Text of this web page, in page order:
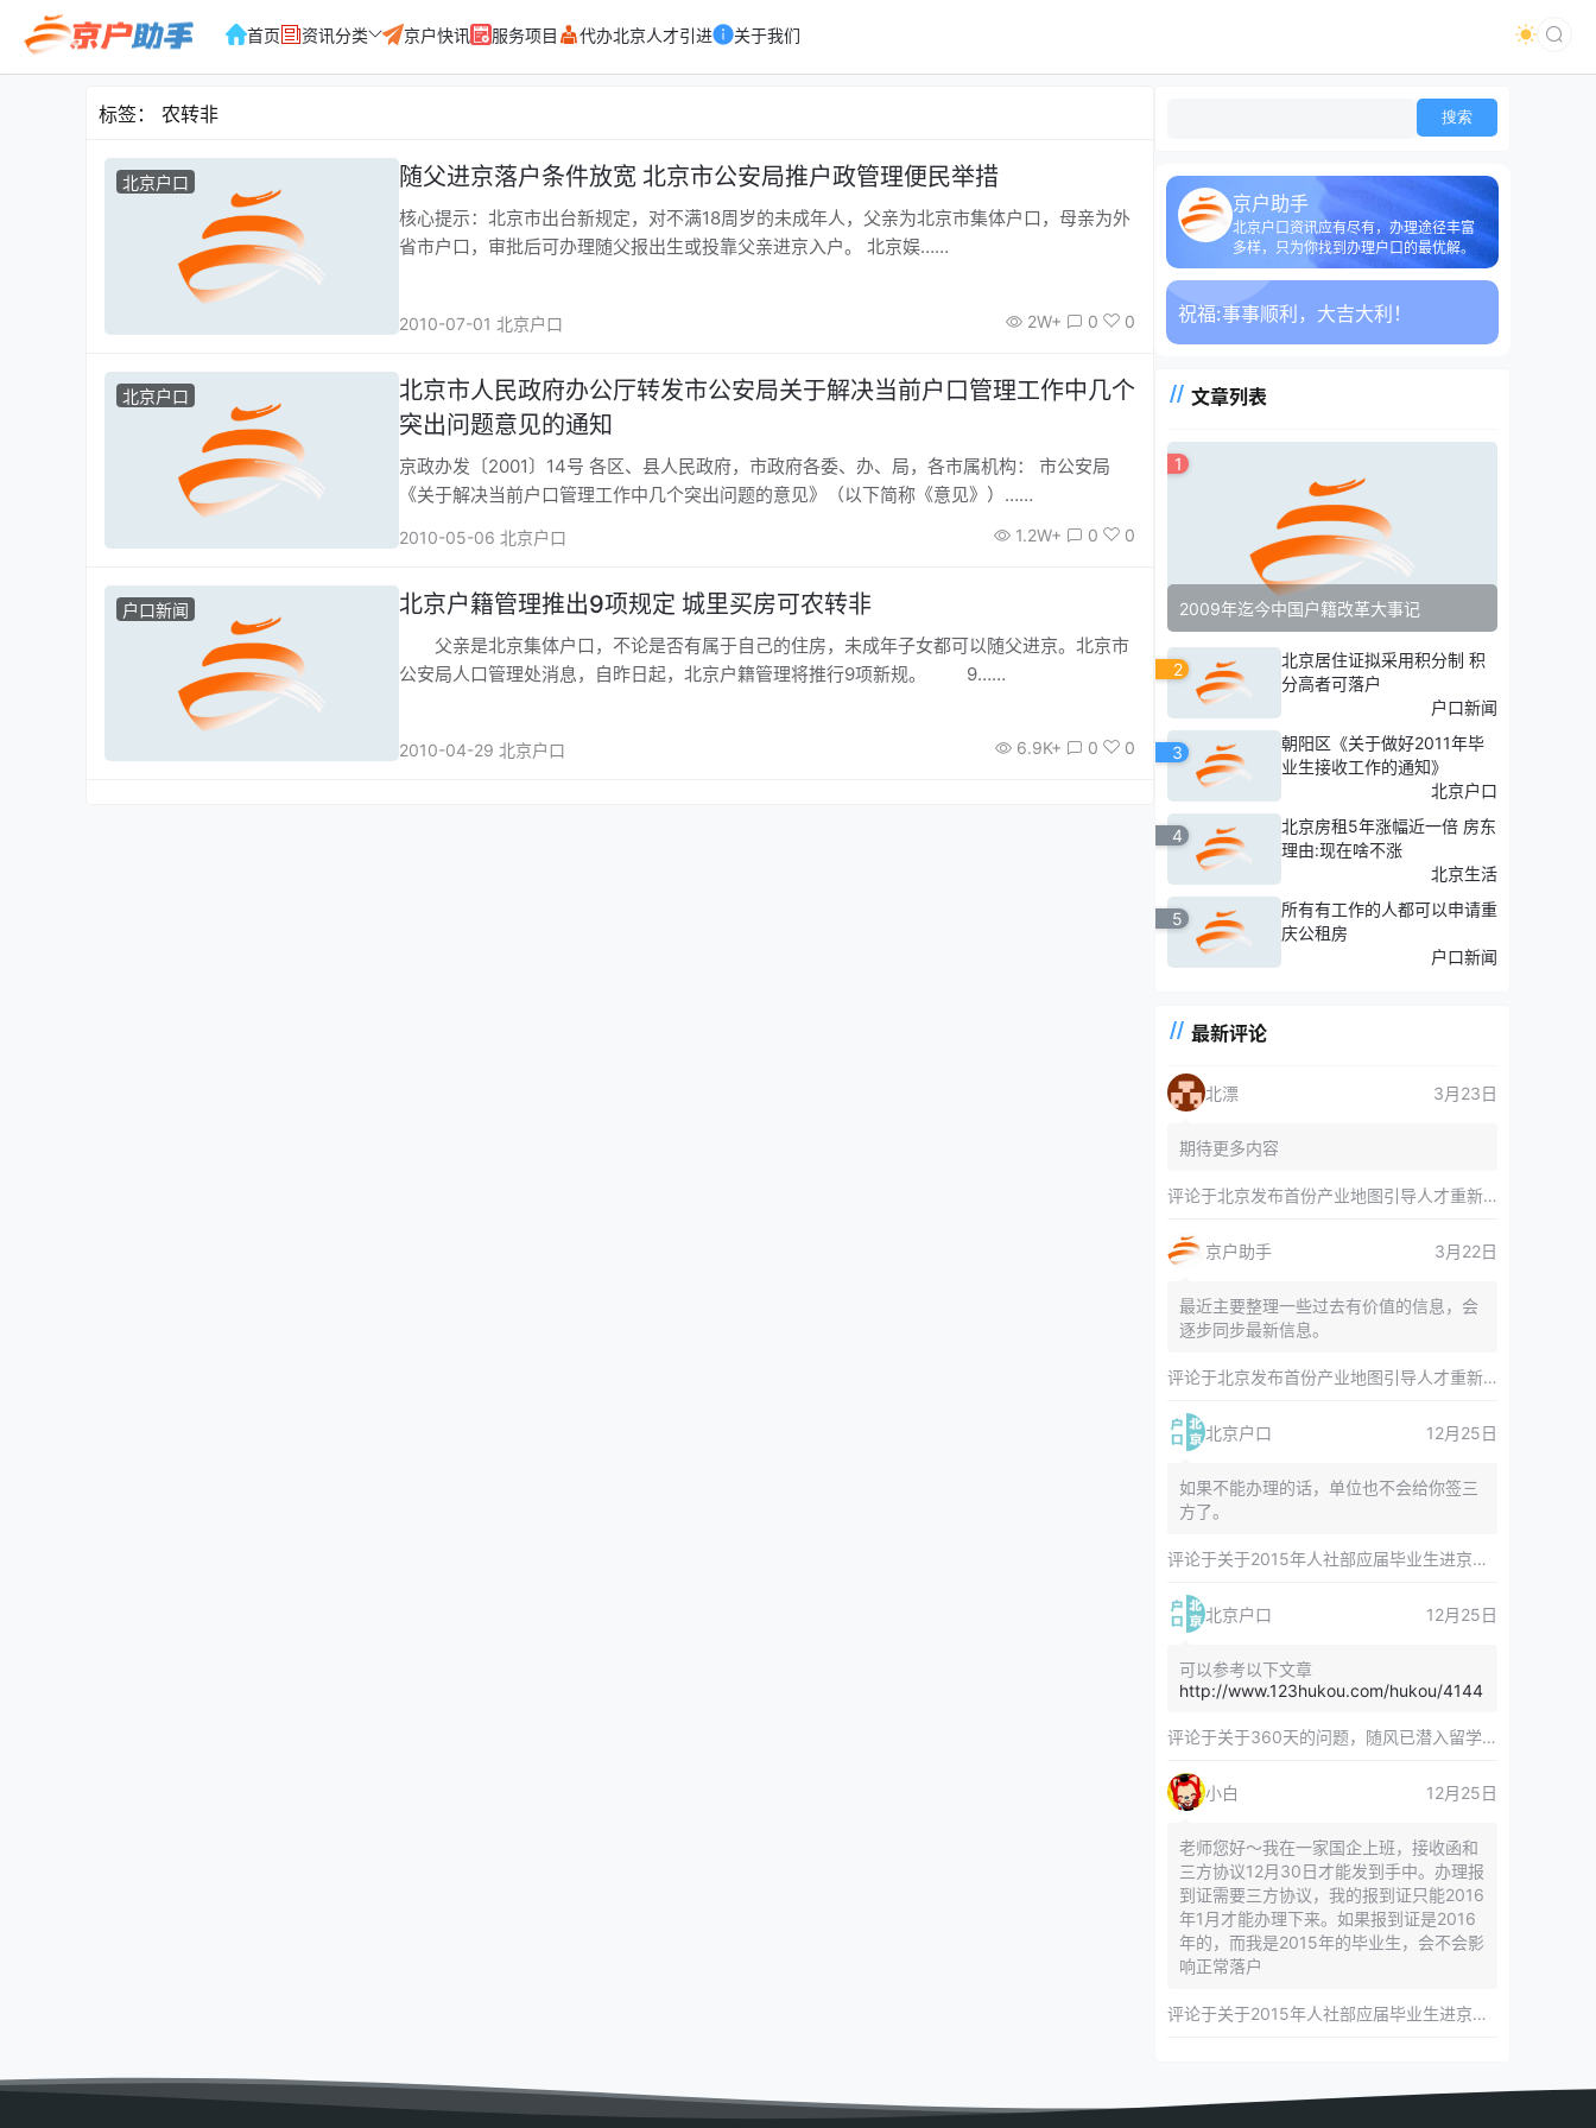
首页 资讯分类 京户快讯 服务项目 代办北京人才引进 关于我们
标签： 农转非
北京户口 随父进京落户条件放宽 北京市公安局推户政管理便民举措
核心提示：北京市出台新规定，对不满18周岁的未成年人，父亲为北京市集体户口，母亲为外
省市户口，审批后可办理随父报出生或投靠父亲进京入户。 北京娱……
2010-07-01 北京户口 2W+ 0 0
北京户口
北京市人民政府办公厅转发市公安局关于解决当前户口管理工作中几个
突出问题意见的通知
京政办发〔2001〕14号 各区、县人民政府，市政府各委、办、局，各市属机构： 市公安局
《关于解决当前户口管理工作中几个突出问题的意见》（以下简称《意见》）……
2010-05-06 北京户口 1.2W+ 0 0
户口新闻 北京户籍管理推出9项规定 城里买房可农转非
父亲是北京集体户口，不论是否有属于自己的住房，未成年子女都可以随父进京。北京市
公安局人口管理处消息，自昨日起，北京户籍管理将推行9项新规。 9……
2010-04-29 北京户口 6.9K+ 0 0
京户助手
北京户口资讯应有尽有，办理途径丰富
多样，只为你找到办理户口的最优解。
祝福:事事顺利，大吉大利！
文章列表
1
2009年迄今中国户籍改革大事记
2
北京居住证拟采用积分制 积
分高者可落户
户口新闻
3
朝阳区《关于做好2011年毕
业生接收工作的通知》
北京户口
4
北京房租5年涨幅近一倍 房东
理由:现在啥不涨
北京生活
5
所有有工作的人都可以申请重
庆公租房
户口新闻
最新评论
北漂 3月23日
期待更多内容
评论于北京发布首份产业地图引导人才重新分布 副中心产业空间布局清晰呈现
京户助手 3月22日
最近主要整理一些过去有价值的信息，会
逐步同步最新信息。
评论于北京发布首份产业地图引导人才重新分布 副中心产业空间布局清晰呈现
北京户口 12月25日
如果不能办理的话，单位也不会给你签三
方了。
评论于关于2015年人社部应届毕业生进京指标对年龄等限制的相关内容
北京户口 12月25日
可以参考以下文章
http://www.123hukou.com/hukou/4144
评论于关于360天的问题，随风已潜入留学服务中心
小白 12月25日
老师您好～我在一家国企上班，接收函和
三方协议12月30日才能发到手中。办理报
到证需要三方协议，我的报到证只能2016
年1月才能办理下来。如果报到证是2016
年的，而我是2015年的毕业生，会不会影
响正常落户
评论于关于2015年人社部应届毕业生进京指标对年龄等限制的相关内容